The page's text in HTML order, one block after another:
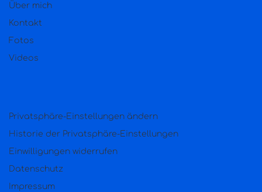
Über mich
Kontakt
Fotos
Videos
Privatsphäre-Einstellungen ändern
Historie der Privatsphäre-Einstellungen
Einwilligungen widerrufen
Datenschutz
Impressum